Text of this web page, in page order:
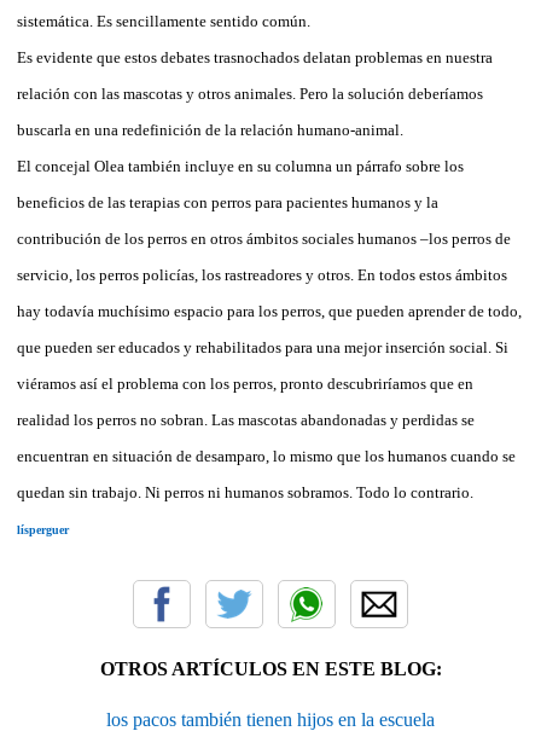
sistemática. Es sencillamente sentido común.
Es evidente que estos debates trasnochados delatan problemas en nuestra
relación con las mascotas y otros animales. Pero la solución deberíamos
buscarla en una redefinición de la relación humano-animal.
El concejal Olea también incluye en su columna un párrafo sobre los
beneficios de las terapias con perros para pacientes humanos y la
contribución de los perros en otros ámbitos sociales humanos –los perros de
servicio, los perros policías, los rastreadores y otros. En todos estos ámbitos
hay todavía muchísimo espacio para los perros, que pueden aprender de todo,
que pueden ser educados y rehabilitados para una mejor inserción social. Si
viéramos así el problema con los perros, pronto descubriríamos que en
realidad los perros no sobran. Las mascotas abandonadas y perdidas se
encuentran en situación de desamparo, lo mismo que los humanos cuando se
quedan sin trabajo. Ni perros ni humanos sobramos. Todo lo contrario.
lísperguer
OTROS ARTÍCULOS EN ESTE BLOG:
los pacos también tienen hijos en la escuela